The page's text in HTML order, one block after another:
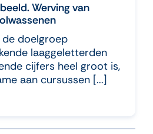
Werving van
doelgroep
laaggeletterden
cijfers heel groot is,
aan cursussen [...]